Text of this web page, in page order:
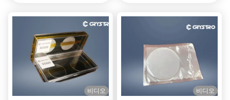
비디오 비디오